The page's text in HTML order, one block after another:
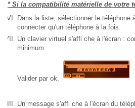
* Si la compatibilité matérielle de votre
Dans la liste, sélectionner le téléphone
connecter qu'un téléphone à la fois.
Un clavier virtuel s'affi che à l'écran :
minimum.
Valider par ok.
Un message s'affi che à l'écran du